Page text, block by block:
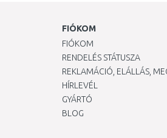
FIÓKOM
FIÓKOM
RENDELÉS STÁTUSZA
REKLAMÁCIÓ, ELÁLLÁS,
HÍRLEVÉL
GYÁRTÓ
BLOG